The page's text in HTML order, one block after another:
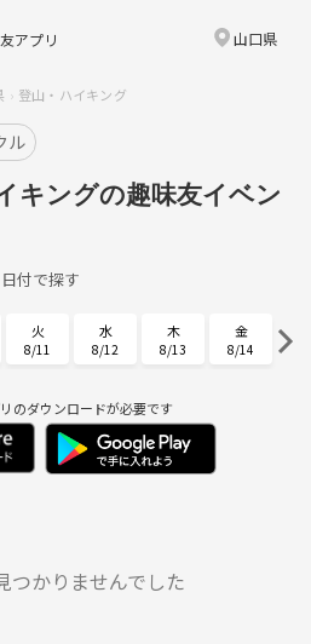
アプリ 山口県
登山・ハイキング
ル
キングの趣味友イベン
日付で探す
火
8/11
水
8/12
木
8/13
金
8/14
8/17 8/18 8/19
月
8/24
火
8/25
9/4 9/5 9/6
のダウンロードが必要です
つかりませんでした